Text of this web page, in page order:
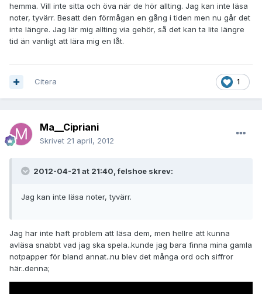
hemma. Vill inte sitta och öva när de hör allting. Jag kan inte läsa
noter, tyvärr. Besatt den förmågan en gång i tiden men nu går det
inte längre. Jag lär mig allting via gehör, så det kan ta lite längre
tid än vanligt att lära mig en låt.
1
Citera
Ma__Cipriani
Skrivet 21 april, 2012
2012-04-21 at 21:40, felshoe skrev:
Jag kan inte läsa noter, tyvärr.
Jag har inte haft problem att läsa dem, men hellre att kunna
avläsa snabbt vad jag ska spela..kunde jag bara finna mina gamla
notpapper för bland annat..nu blev det många ord och siffror
här..denna;